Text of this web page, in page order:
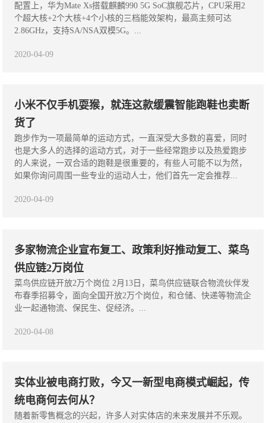
配置上，华为Mate Xs搭载麒麟990 5G SoC旗舰芯片，CPU采用2
个超大核+2个大核+4个小核的三档能效架构，最高主频可达
2.86GHz，支持SA/NSA双模5G。...
2020-04-09
小米不仅手机耍猴，就连这款缓震智能跑鞋也卖断
货了
跑步作为一项最简单的运动方式，一直深受大多数的喜爱，同时
也是大多人的选择的运动方式，对于一些经常跑步以及热爱跑步
的人来说，一双合适的跑鞋是很重要的，有些人可能不以为然，
如果你询问周围一些专业的运动人士，他们首先一定会推荐...
2020-04-09
多家物流企业宣布复工、政策利好推动复工、菜鸟
供应链2万岗位
菜鸟供应链开放2万个岗位 2月13日，菜鸟供应链联合物流伙伴发
布春季招募令，面向全国开放2万个岗位，和仓储、快递等物流企
业一起通物流、保民生、促经济。...
2020-04-08
实体业被电商打败，今又一新型电商模式崛起，传
统电商何去何从？
随着新零售概念的兴起，许多人对实体店的未来发展并不乐观。